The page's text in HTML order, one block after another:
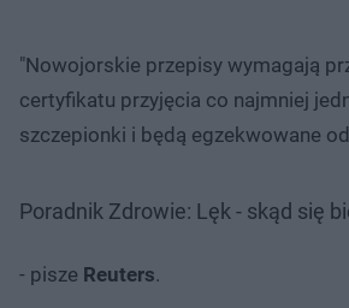
"Nowojorskie przepisy wymagają
certyfikatu przyjęcia co najmniej
szczepionki i będą egzekwowane
Poradnik Zdrowie: Lęk - skąd się
- pisze Reuters.